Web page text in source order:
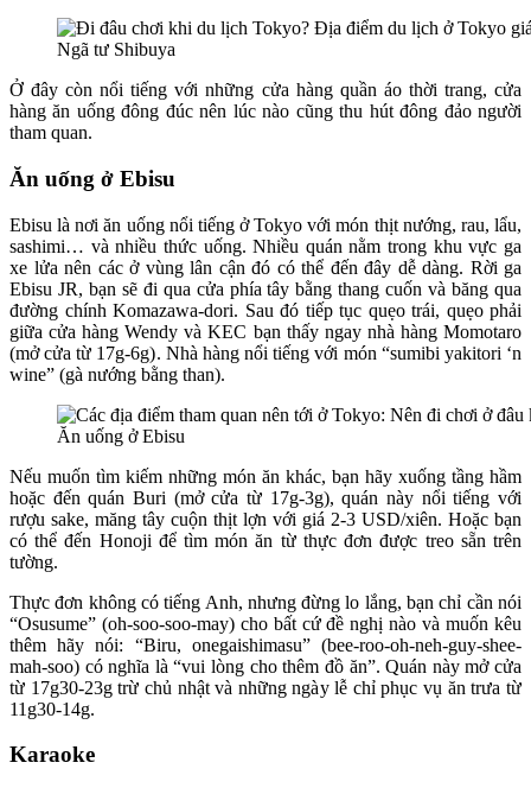
Ngã tư Shibuya
Ở đây còn nổi tiếng với những cửa hàng quần áo thời trang, cửa
hàng ăn uống đông đúc nên lúc nào cũng thu hút đông đảo người
tham quan.
Ăn uống ở Ebisu
Ebisu là nơi ăn uống nổi tiếng ở Tokyo với món thịt nướng, rau, lẩu,
sashimi… và nhiều thức uống. Nhiều quán nằm trong khu vực ga
xe lửa nên các ở vùng lân cận đó có thể đến đây dễ dàng. Rời ga
Ebisu JR, bạn sẽ đi qua cửa phía tây bằng thang cuốn và băng qua
đường chính Komazawa-dori. Sau đó tiếp tục quẹo trái, quẹo phải
giữa cửa hàng Wendy và KEC bạn thấy ngay nhà hàng Momotaro
(mở cửa từ 17g-6g). Nhà hàng nổi tiếng với món “sumibi yakitori ‘n
wine” (gà nướng bằng than).
Ăn uống ở Ebisu
Nếu muốn tìm kiếm những món ăn khác, bạn hãy xuống tầng hầm
hoặc đến quán Buri (mở cửa từ 17g-3g), quán này nổi tiếng với
rượu sake, măng tây cuộn thịt lợn với giá 2-3 USD/xiên. Hoặc bạn
có thể đến Honoji để tìm món ăn từ thực đơn được treo sẵn trên
tường.
Thực đơn không có tiếng Anh, nhưng đừng lo lắng, bạn chỉ cần nói
“Osusume” (oh-soo-soo-may) cho bất cứ đề nghị nào và muốn kêu
thêm hãy nói: “Biru, onegaishimasu” (bee-roo-oh-neh-guy-shee-
mah-soo) có nghĩa là “vui lòng cho thêm đồ ăn”. Quán này mở cửa
từ 17g30-23g trừ chủ nhật và những ngày lễ chỉ phục vụ ăn trưa từ
11g30-14g.
Karaoke